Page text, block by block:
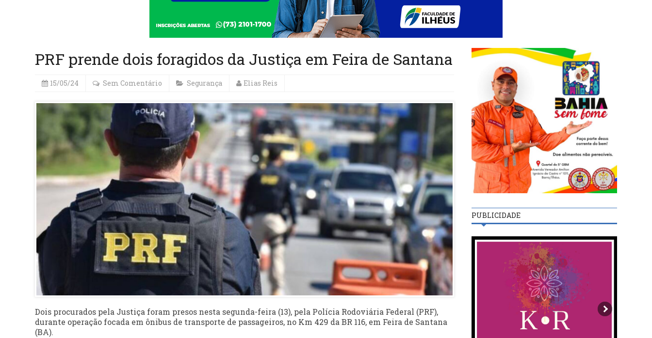
PRF prende dois foragidos da Justiça em Feira de Santana
15/05/24 Sem Comentário Segurança Elias Reis
Dois procurados pela Justiça foram presos nesta segunda-feira (13), pela Polícia Rodoviária Federal (PRF),
durante operação focada em ônibus de transporte de passageiros, no Km 429 da BR 116, em Feira de Santana
(BA).
PUBLICIDADE